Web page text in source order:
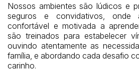
Nossos ambientes são lúdicos e
seguros e convidativos,
confortável e motivada a
são treinados para estabelecer
ouvindo atentamente as
família, e abordando cada desafio
carinho.